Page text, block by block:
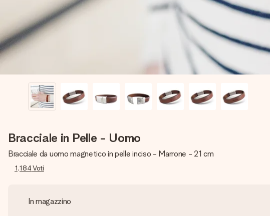
Bracciale in Pelle - Uomo
Bracciale da uomo magnetico in pelle inciso - Marrone - 21 cm
1,184Voti
In magazzino